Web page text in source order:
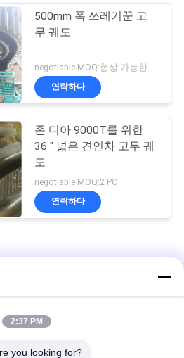
500mm 폭 쓰레기꾼 고
무 궤도
negotiable MOQ:협상 가능한
연락하다
존 디아 9000T를 위한
36 " 넓은 견인차 고무 궤
도
negotiable MOQ:2 PC
연락하다
무 트랙 건설 기계 부품
2:37 PM
you looking for?